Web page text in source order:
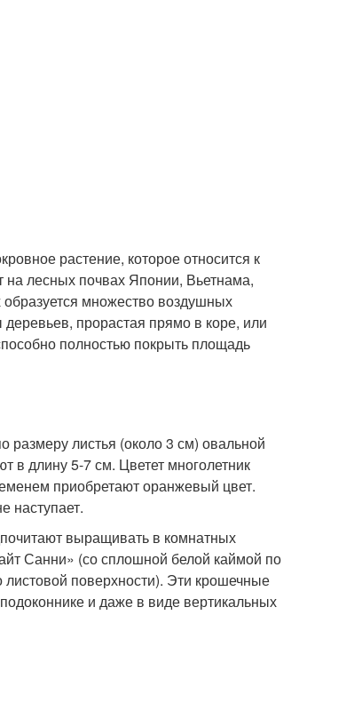
растение, которое относится к
на лесных почвах Японии, Вьетнама,
множество воздушных
прорастая прямо в коре, или
полностью покрыть площадь
размеру листья (около 3 см) овальной
в длину 5-7 см. Цветет многолетник
приобретают оранжевый цвет.
наступает.
выращивать в комнатных
Санни» (со сплошной белой каймой по
поверхности). Эти крошечные
и даже в виде вертикальных